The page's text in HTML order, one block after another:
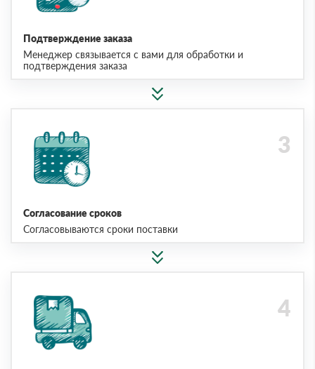
Подтверждение заказа
Менеджер связывается с вами для обработки и
подтверждения заказа
Согласование сроков
Согласовываются сроки поставки